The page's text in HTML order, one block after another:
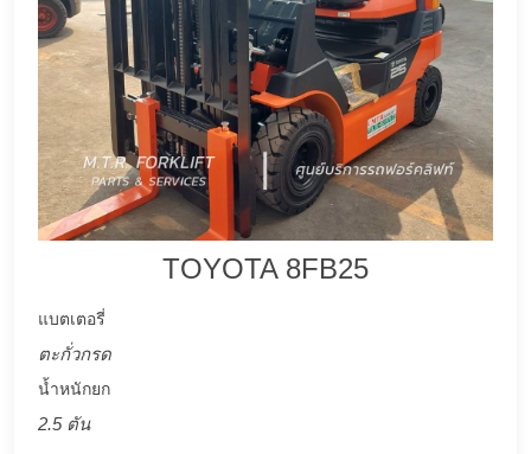
TOYOTA 8FB25
แบตเตอรี่
ตะกั่วกรด
น้ำหนักยก
2.5 ตัน